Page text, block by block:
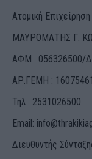
Ατομική Επιχείρηση
ΜΑΥΡΟΜΑΤΗΣ Γ.
ΑΦΜ : 056326500/
ΑΡ.ΓΕΜΗ :
Τηλ.: 2531026500
Email:
Διευθυντής